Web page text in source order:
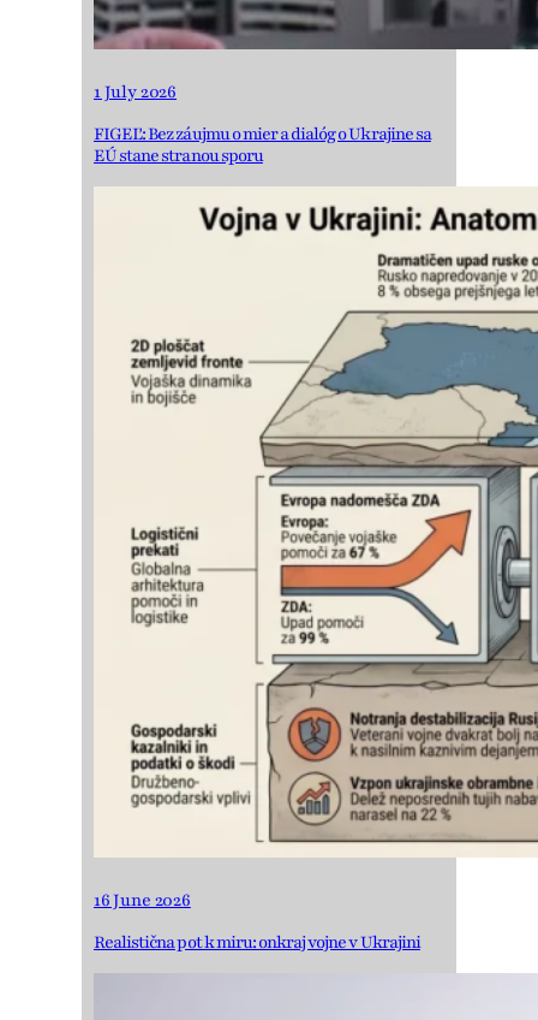
1 July 2026
FIGEĽ: Bez záujmu o mier a dialóg o Ukrajine sa
EÚ stane stranou sporu
16 June 2026
Realistična pot k miru: onkraj vojne v Ukrajini